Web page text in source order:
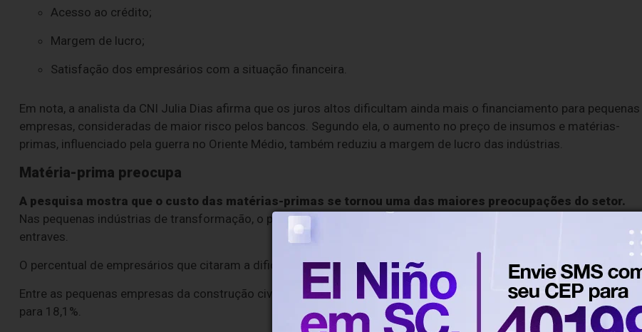
Acesso ao crédito;
Margem de lucro;
Satisfação dos empresários com a situação financeira.
Em nota, a analista da CNI Julia Dias afirma que os juros altos dificultam ainda mais o financiamento para pequenas
empresas, consideradas de maior risco pelos bancos. Segundo ela, o aumento no preço de insumos e matérias-
primas, influenciado pela guerra no Oriente Médio, também reduziu a margem de lucro das indústrias.
Matéria-prima preocupa
A pesquisa mostra que o custo das matérias-primas se tornou uma das maiores preocupações do setor.
Nas pequenas indústrias de transformação, o problema saltou da sexta para a segunda posição entre os principais
entraves.
O percentual de empresários que citaram a dificuldade passou de 20% para 34,1% em apenas um trimestre.
Entre as pequenas empresas da construção civil, a preocupação com falta ou alto custo de insumos avançou de 4,1%
para 18,1%.